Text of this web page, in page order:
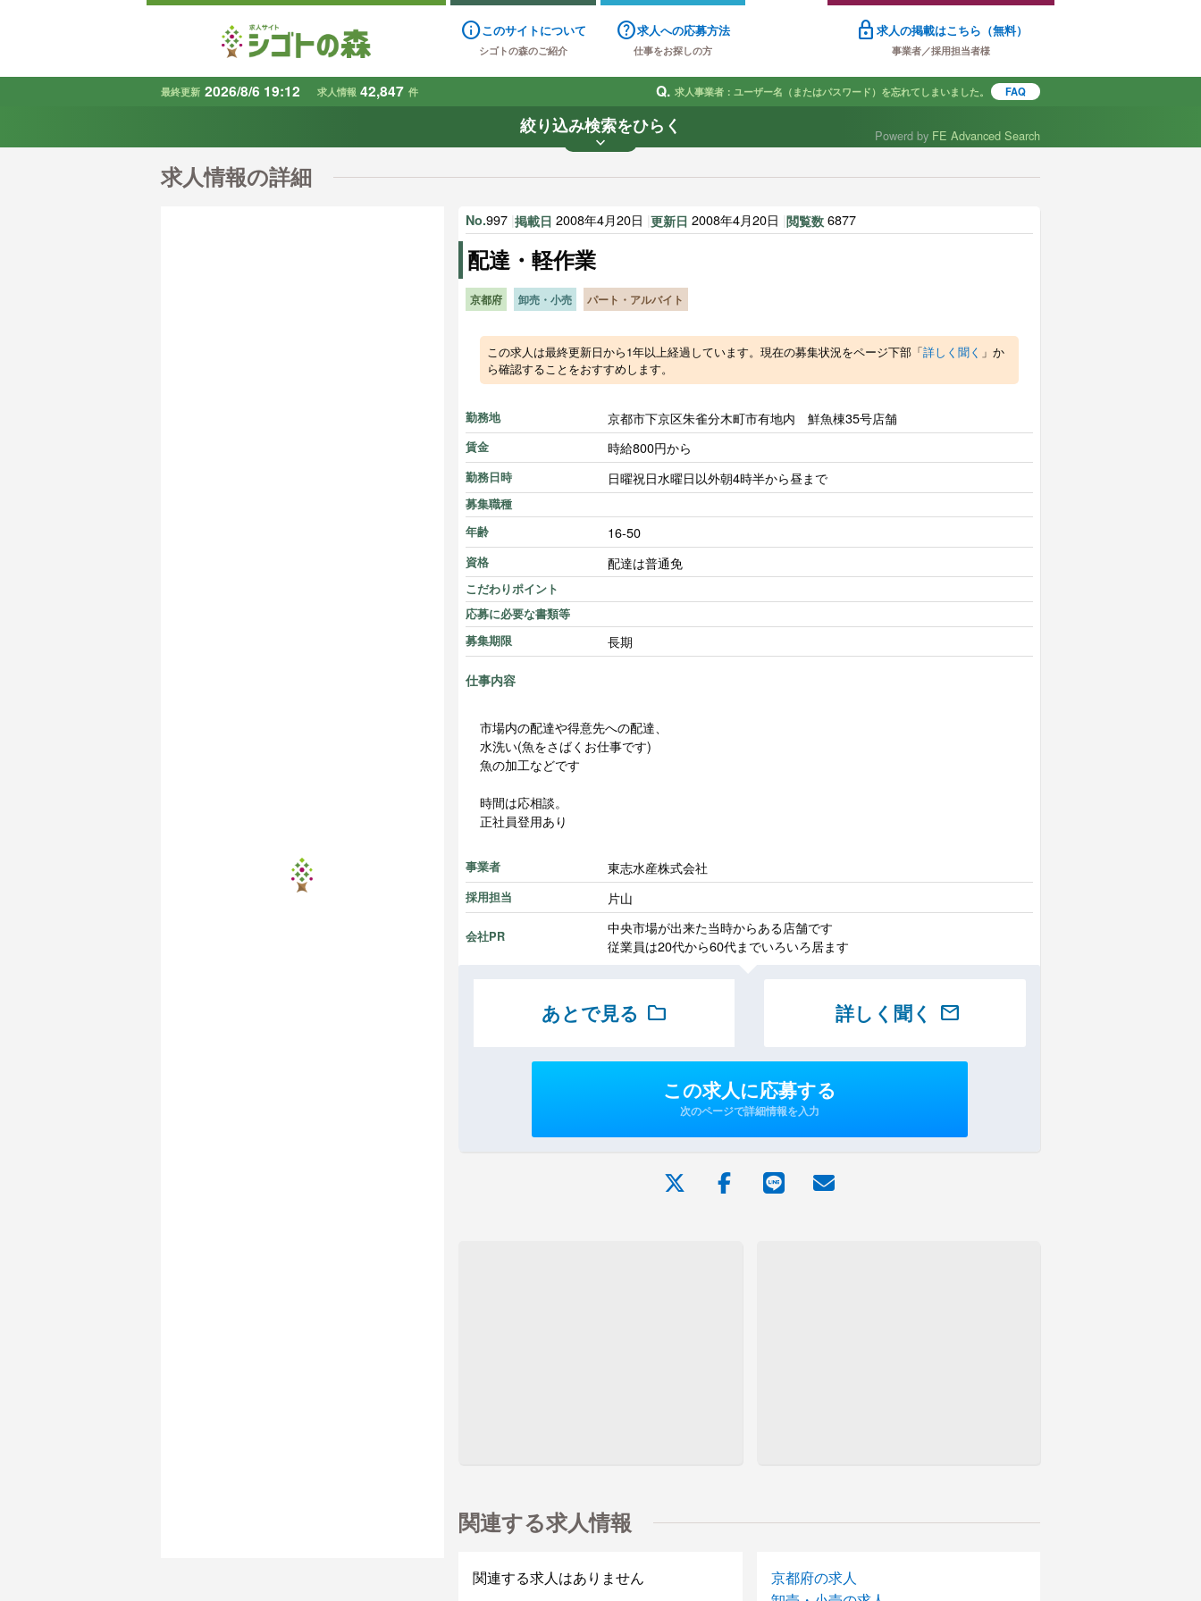
infoこのサイトについて
シゴトの森のご紹介
help求人への応募方法
仕事をお探しの方
lock 求人の掲載はこちら（無料）
事業者／採用担当者様
最終更新 2026/8/6 19:12 求人情報 42,847 件 Q. 求人事業者：ユーザー名（またはパスワード）を忘れてしまいました。 FAQ
絞り込み検索をひらく
keyboard_arrow_down
地域 業種 雇用形態 賃金
Powerd by FE Advanced Search
求人情報の詳細
No.997 |掲載日 2008年4月20日 |更新日 2008年4月20日 |閲覧数 6877
配達・軽作業
京都府 卸売・小売 パート・アルバイト
この求人は最終更新日から1年以上経過しています。現在の募集状況をページ下部「詳しく聞く 」か
ら確認することをおすすめします。
勤務地 京都市下京区朱雀分木町市有地内 鮮魚棟35号店舗
賃金 時給800円から
勤務日時 日曜祝日水曜日以外朝4時半から昼まで
募集職種
年齢
16-50
資格 配達は普通免
こだわりポイント
応募に必要な書類等
募集期限
長期
仕事内容
市場内の配達や得意先への配達、
水洗い(魚をさばくお仕事です)
魚の加工などです
時間は応相談。
正社員登用あり
事業者 東志水産株式会社
採用担当 片山
会社PR
中央市場が出来た当時からある店舗です
従業員は20代から60代までいろいろ居ます
あとで見る folder 詳しく聞く mail
この求人に応募する
次のページで詳細情報を入力
関連する求人情報
関連する求人はありません
京都府の求人